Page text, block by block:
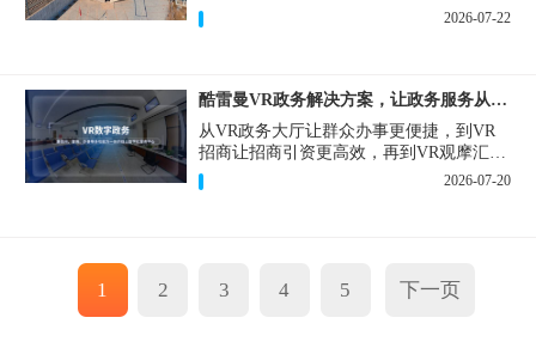
实景复刻的VR数字展厅，已经成为博物馆
数字化刚需新基建。
2026-07-22
酷雷曼VR政务解决方案，让政务服务从“看得见”开始
从VR政务大厅让群众办事更便捷，到VR
招商让招商引资更高效，再到VR观摩汇报
让政务成果更直观，酷雷曼VR政务解决方
案，解锁政务服务新体验，让服务从“看得
2026-07-20
1 2 3 4 5 下一页